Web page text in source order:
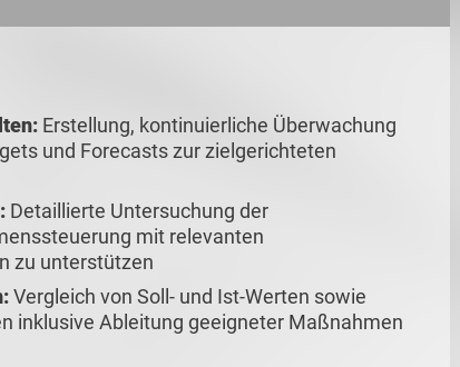
Erstellung, kontinuierliche Überwachung
und Forecasts zur zielgerichteten
Detaillierte Untersuchung der
mit relevanten
zu unterstützen
Vergleich von Soll- und Ist-Werten sowie
inklusive Ableitung geeigneter Maßnahmen